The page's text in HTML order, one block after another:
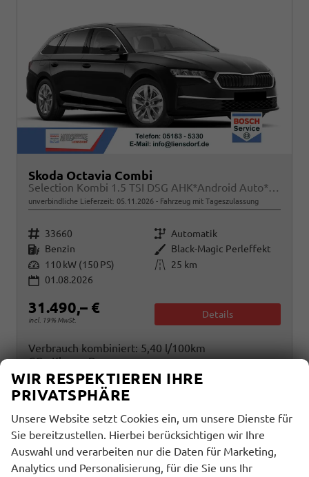
Skoda Octavia Combi
Selection Kombi 1.5 TSI DSG AHK*Android Auto*ACC*SHZ*E-Heck*Keyless*Kamera*2Z Klimaauto
unverbindliche Lieferzeit: 05.11.2026 Fahrzeug mit Tageszulassung
Fahrzeugnr. 33660 Getriebe Automatik
Kraftstoff Benzin Außenfarbe Black-Magic Perleffekt
Leistung 110 kW (150 PS) Kilometerstand
25 km
01.08.2026
31.490,– €
incl. 19% MwSt.
Details
Verbrauch kombiniert: 5,40 l/100km
CO -Klasse: D
CO
-Emissionen:123,00 g/km
WIR RESPEKTIEREN IHRE
PRIVATSPHÄRE
Unsere Website setzt Cookies ein, um unsere Dienste für
Sie bereitzustellen. Hierbei berücksichtigen wir Ihre
Auswahl und verarbeiten nur die Daten für Marketing,
Analytics und Personalisierung, für die Sie uns Ihr